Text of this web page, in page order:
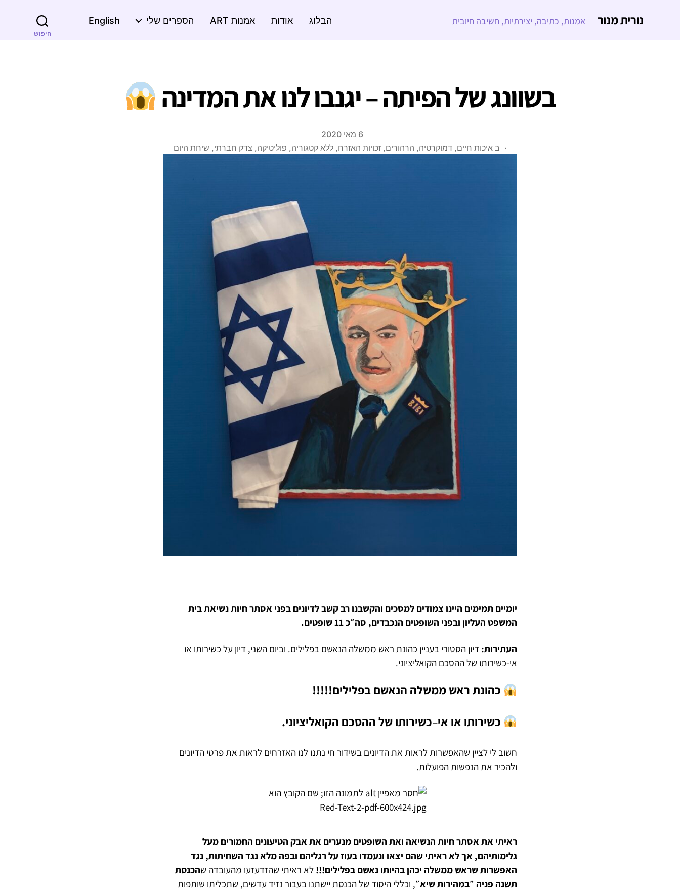
נורית מנור אמנות, כתיבה, יצירתיות, חשיבה חיובית הבלוג אודות אמנות ART הספרים שלי English
חיפוש
בשוונג של הפיתה – יגנבו לנו את המדינה
6 מאי 2020
באיכות חיים,דמוקרטיה, הרהורים,זכויות האזרח,ללא קטגוריה, פוליטיקה, צדק חברתי, שיחת היום
יומיים תמימים היינו צמודים למסכים והקשבנו רב קשב לדיונים בפני אסתר חיות נשיאת בית
המשפט העליון ובפני השופטים הנכבדים, סה״כ 11 שופטים.
העתירות: דיון הסטורי בעניין כהונת ראש ממשלה הנאשם בפלילים. וביום השני, דיון על כשירותו או
אי-כשירותו של ההסכם הקואליציוני.
כהונת ראש ממשלה הנאשם בפלילים!!!!!
כשירותו או אי–כשירותו של ההסכם הקואליציוני.
חשוב לי לציין שהאפשרות לראות את הדיונים בשידור חי נתנו לנו האזרחים לראות את פרטי הדיונים
ולהכיר את הנפשות הפועלות.
ראיתי את אסתר חיות הנשיאה ואת השופטים מנערים את אבק הטיעונים החמורים מעל
גלימותיהם, אך לא ראיתי שהם יצאו ונעמדו בעוז על רגליהם ובפה מלא נגד השחיתות, נגד
האפשרות שראש ממשלה יכהן בהיותו נאשם בפלילים!!! לא ראיתי שהזדעזעו מהעובדה שהכנסת
תשנה פניה ״במהירות שיא״, וכללי היסוד של הכנסת יישתנו בעבור נזיד עדשים, שתכליתו שותפות